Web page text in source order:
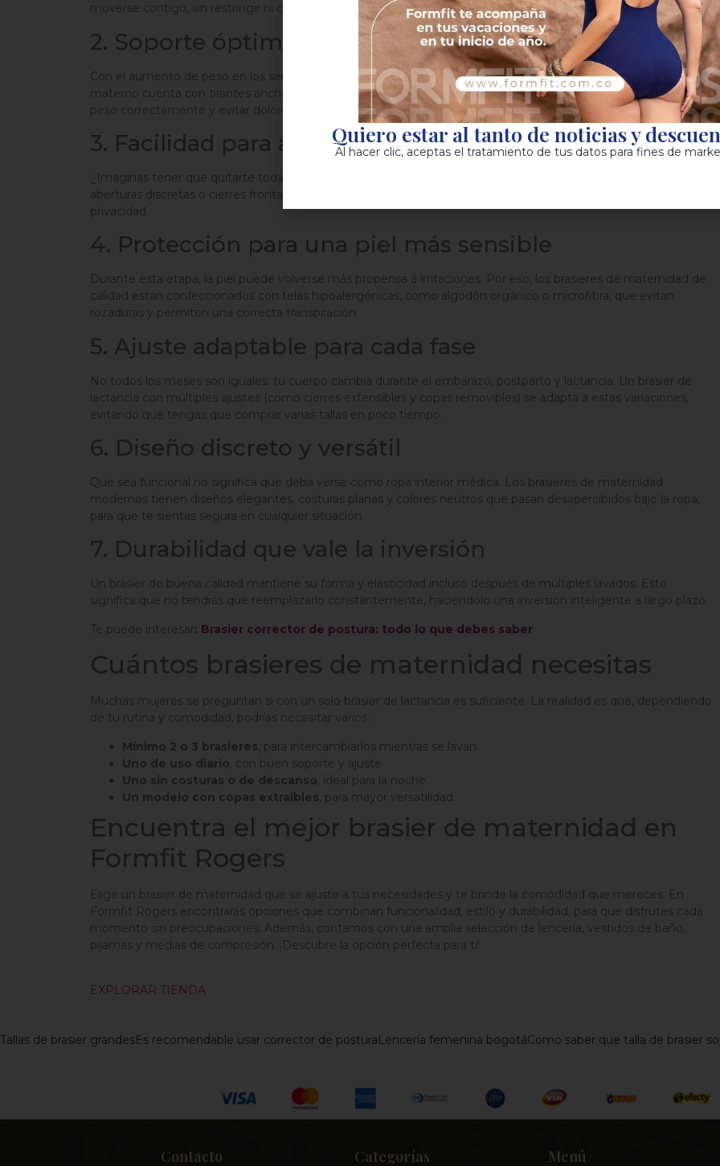
moverse contigo, sin restringir ni causar molestias.
2. Soporte óptimo para reducir tensiones
Con el aumento de peso en los senos, es común sentir presión en la espalda y hombros. Un buen brasier
materno cuenta con tirantes anchos, bandas reforzadas y, en algunos casos, soporte sin varillas para distribuir el
peso correctamente y evitar dolores musculares.
3. Facilidad para amamantar sin complicaciones
¿Imaginas tener que quitarte toda la ropa cada vez que alimentas a tu bebé? Los brasieres de lactancia tienen
aberturas discretas o cierres frontales que permiten un acceso rápido y sencillo, sin sacrificar tu comodidad ni
privacidad.
4. Protección para una piel más sensible
Durante esta etapa, la piel puede volverse más propensa a irritaciones. Por eso, los brasieres de maternidad de
calidad están confeccionados con telas hipoalergénicas, como algodón orgánico o microfibra, que evitan
rozaduras y permiten una correcta transpiración.
5. Ajuste adaptable para cada fase
No todos los meses son iguales: tu cuerpo cambia durante el embarazo, postparto y lactancia. Un brasier de
lactancia con múltiples ajustes (como cierres extensibles y copas removibles) se adapta a estas variaciones,
evitando que tengas que comprar varias tallas en poco tiempo.
6. Diseño discreto y versátil
Que sea funcional no significa que deba verse como ropa interior médica. Los brasieres de maternidad
modernos tienen diseños elegantes, costuras planas y colores neutros que pasan desapercibidos bajo la ropa,
para que te sientas segura en cualquier situación.
7. Durabilidad que vale la inversión
Un brasier de buena calidad mantiene su forma y elasticidad incluso después de múltiples lavados. Esto
significa que no tendrás que reemplazarlo constantemente, haciéndolo una inversión inteligente a largo plazo.
Te puede interesar : Brasier corrector de postura: todo lo que debes saber
Cuántos brasieres de maternidad necesitas
Muchas mujeres se preguntan si con un solo brasier de lactancia es suficiente. La realidad es que, dependiendo
de tu rutina y comodidad, podrías necesitar varios:
Mínimo 2 o 3 brasieres, para intercambiarlos mientras se lavan.
Uno de uso diario, con buen soporte y ajuste.
Uno sin costuras o de descanso, ideal para la noche.
Un modelo con copas extraíbles, para mayor versatilidad.
Encuentra el mejor brasier de maternidad en
Formfit Rogers
Elige un brasier de maternidad que se ajuste a tus necesidades y te brinde la comodidad que mereces. En
Formfit Rogers encontrarás opciones que combinan funcionalidad, estilo y durabilidad, para que disfrutes cada
momento sin preocupaciones. Además, contamos con una amplia selección de lencería, vestidos de baño,
pijamas y medias de compresión. ¡Descubre la opción perfecta para ti!
EXPLORAR TIENDA
Tallas de brasier grandesEs recomendable usar corrector de postura Lencería femenina bogotáComo saber que talla de brasier
Contacto Categorías Menú
Quiero estar al tanto de noticias y
Al hacer clic, aceptas el tratamiento de tus datos para fines de